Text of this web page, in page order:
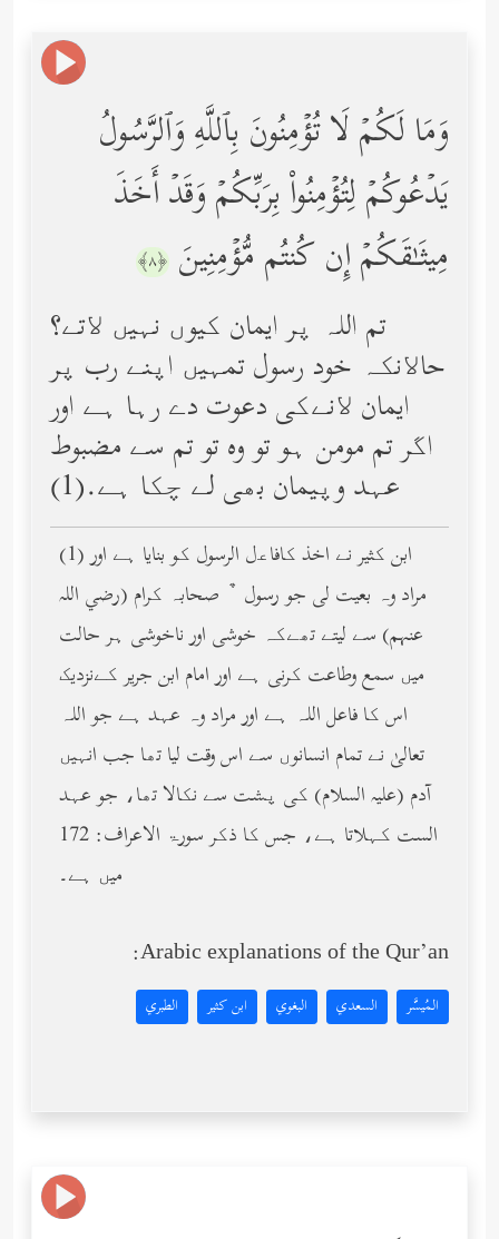
وَمَا لَكُمۡ لَا تُؤۡمِنُونَ بِٱللَّهِ وَٱلرَّسُولُ
یَدۡعُوكُمۡ لِتُؤۡمِنُواْ بِرَبِّكُمۡ وَقَدۡ أَخَذَ
مِیثَـٰقَكُمۡ إِن كُنتُم مُّؤۡمِنِینَ ﴿٨﴾
تم اللہ پر ایمان کیوں نہیں ﻻتے؟
حاﻻنکہ خود رسول تمہیں اپنے رب پر
ایمان ﻻنےکی دعوت دے رہا ہے اور
اگر تم مومن ہو تو وه تو تم سے مضبوط
عہد وپیمان بھی لے چکا ہے.(1)
(1) ابن کثیر نے اخذ کافاﻋل الرسول کو بنایا ہے اور
مراد وہ بعیت لی جو رسول ﹲ صحابہ کرام (رضي الله
عنهم) سے لیتے تھےکہ خوشی اور ناخوشی ہر حالت
میں سمع وطاعت کرنی ہے اور امام ابن جریر کےنزدیک
اس کا فاعل اللہ ہے اور مراد وہ عہد ہے جو اللہ
تعالیٰ نے تمام انسانوں سے اس وقت لیا تھا جب انہیں
آدم (عليه السلام) کی پشت سے نکالا تھا، جو عہد
الست کہلاتا ہے، جس کا ذکر سورۃ الاعراف: 172
میں ہے۔
Arabic explanations of the Qur’an:
المُيسَّر السعدي البغوي ابن كثير الطبري